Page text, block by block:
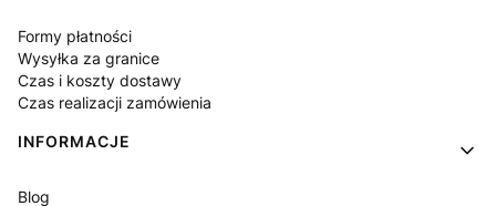
Formy płatności
Wysyłka za granice
Czas i koszty dostawy
Czas realizacji zamówienia
INFORMACJE
Blog